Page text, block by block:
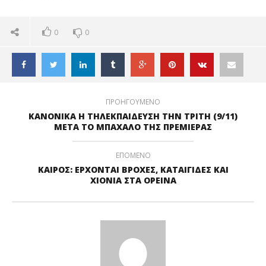
0 0
ΠΡΟΗΓΟΥΜΕΝΟ
ΚΑΝΟΝΙΚΑ Η ΤΗΛΕΚΠΑΙΔΕΥΣΗ ΤΗΝ ΤΡΙΤΗ (9/11)
ΜΕΤΑ ΤΟ ΜΠΑΧΑΛΟ ΤΗΣ ΠΡΕΜΙΕΡΑΣ
ΕΠΟΜΕΝΟ
ΚΑΙΡΟΣ: ΕΡΧΟΝΤΑΙ ΒΡΟΧΕΣ, ΚΑΤΑΙΓΙΔΕΣ ΚΑΙ
ΧΙΟΝΙΑ ΣΤΑ ΟΡΕΙΝΑ